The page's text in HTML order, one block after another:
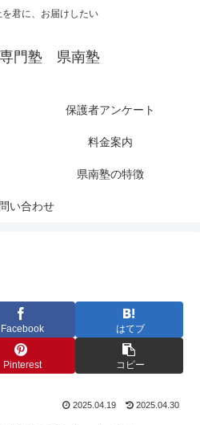
君に、お届けしたい
門塾 県南塾
保護者アンケート
料金案内
県南塾の特徴
い合わせ
Facebook はてブ
Pinterest コピー
2025.04.19 2025.04.30